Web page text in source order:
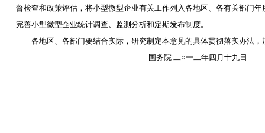
督检查和政策评估，将小型微型企业有关工作列入各地区、各有关部门
完善小型微型企业统计调查、监测分析和定期发布制度。
各地区、各部门要结合实际，研究制定本意见的具体贯彻落实办法，
国务院 二○一二年四月十九日